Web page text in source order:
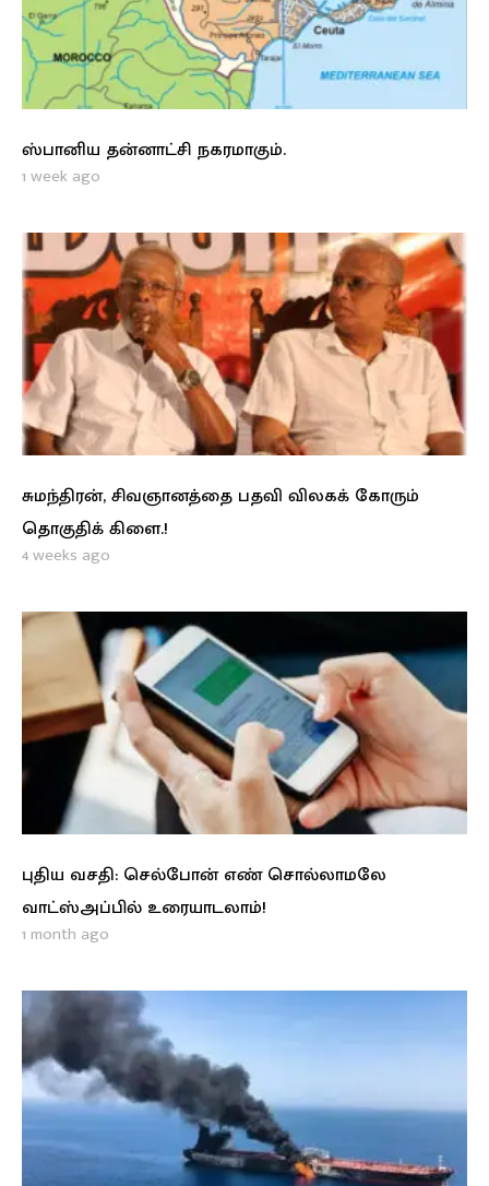
ஸ்பானிய தன்னாட்சி நகரமாகும்.
1 week ago
சுமந்திரன், சிவஞானத்தை பதவி விலகக் கோரும்
தொகுதிக் கிளை.!
4 weeks ago
புதிய வசதி: செல்போன் எண் சொல்லாமலே
வாட்ஸ்அப்பில் உரையாடலாம்!
1 month ago